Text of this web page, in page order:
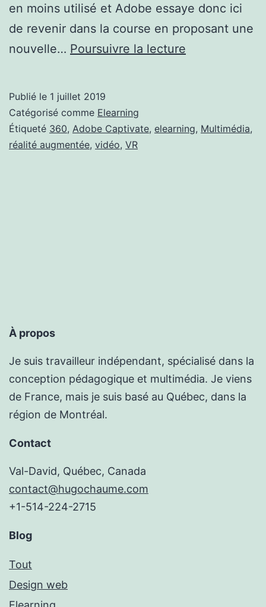
en moins utilisé et Adobe essaye donc ici
de revenir dans la course en proposant une
nouvelle… Poursuivre la lecture
Adobe
Publié le 1 juillet 2019
Catégorisé comme Elearning
Étiqueté 360, Adobe Captivate, elearning, Multimédia,
réalité augmentée, vidéo, VR
À propos
Je suis travailleur indépendant, spécialisé dans la
conception pédagogique et multimédia. Je viens
de France, mais je suis basé au Québec, dans la
région de Montréal.
Contact
Val-David, Québec, Canada
contact@hugochaume.com
+1-514-224-2715
Blog
Tout
Design web